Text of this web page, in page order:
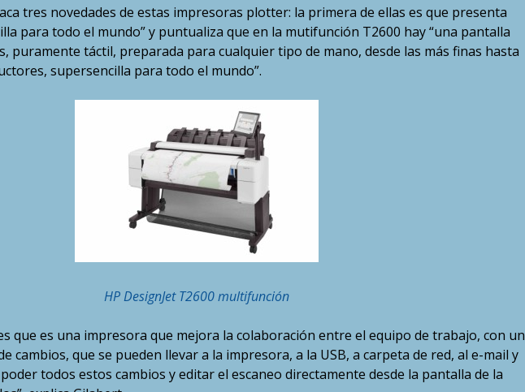
tres novedades de estas impresoras plotter: la primera de ellas es que presenta
para todo el mundo” y puntualiza que en la mutifunción T2600 hay “una pantalla
puramente táctil, preparada para cualquier tipo de mano, desde las más finas hasta
supersencilla para todo el mundo”.
HP DesignJet T2600 multifunción
que es una impresora que mejora la colaboración entre el equipo de trabajo, con un
cambios, que se pueden llevar a la impresora, a la USB, a carpeta de red, al e-mail y
todos estos cambios y editar el escaneo directamente desde la pantalla de la